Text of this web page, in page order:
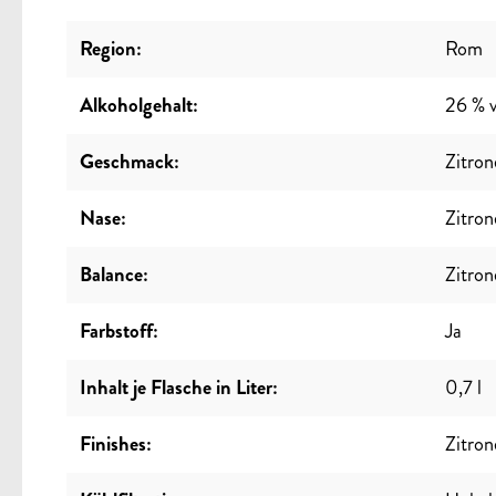
Region:
Rom
Alkoholgehalt:
26 %
Geschmack:
Nase:
Balance:
Farbstoff:
Ja
Inhalt je Flasche in Liter:
0,7 l
Finishes: